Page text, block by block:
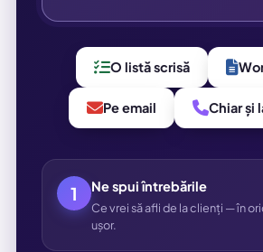
O listă scrisă
Pe email Chiar și
1 Ne spui întrebările
Ce vrei să afli de la clienți — în
ușor.